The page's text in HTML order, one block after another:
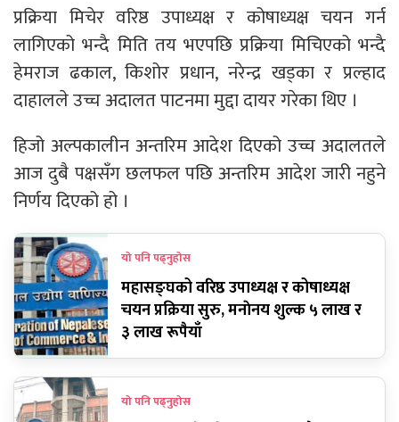
प्रक्रिया मिचेर वरिष्ठ उपाध्यक्ष र कोषाध्यक्ष चयन गर्न
लागिएको भन्दै मिति तय भएपछि प्रक्रिया मिचिएको भन्दै
हेमराज ढकाल, किशोर प्रधान, नरेन्द्र खड्का र प्रल्हाद
दाहालले उच्च अदालत पाटनमा मुद्दा दायर गरेका थिए ।
हिजो अल्पकालीन अन्तरिम आदेश दिएको उच्च अदालतले
आज दुबै पक्षसँग छलफल पछि अन्तरिम आदेश जारी नहुने
निर्णय दिएको हो ।
यो पनि पढ्नुहोस
महासङ्घको वरिष्ठ उपाध्यक्ष र कोषाध्यक्ष
चयन प्रक्रिया सुरु, मनाेनय शुल्क ५ लाख र
३ लाख रूपैयाँ
यो पनि पढ्नुहोस